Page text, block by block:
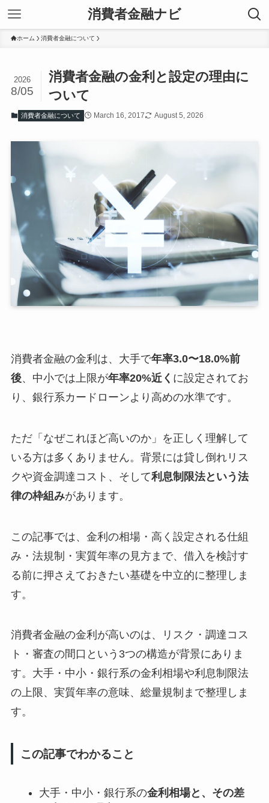
消費者金融ナビ
ホーム 消費者金融について
消費者金融の金利と設定の理由に
ついて
2026
8/05
消費者金融について March 16, 2017 August 5, 2026
消費者金融の金利は、大手で年率3.0〜18.0%前
後、中小では上限が年率20%近く に設定されてお
り、銀行系カードローンより高めの水準です。
ただ「なぜこれほど高いのか」を正しく理解して
いる方は多くありません。背景には貸し倒れリス
クや資金調達コスト、そして利息制限法という法
律の枠組みがあります。
この記事では、金利の相場・高く設定される仕組
み・法規制・実質年率の見方まで、借入を検討す
る前に押さえておきたい基礎を中立的に整理しま
す。
消費者金融の金利が高いのは、リスク・調達コス
ト・審査の間口という3つの構造が背景にありま
す。大手・中小・銀行系の金利相場や利息制限法
の上限、実質年率の意味、総量規制まで整理しま
す。
この記事でわかること
大手・中小・銀行系の金利相場と、その差